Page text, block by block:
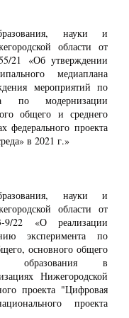
науки и
области от
21 «Об утверждении
медиаплана
мероприятий по
по модернизации
общего и среднего
федерального проекта
в 2021 г.»
науки и
области от
22 «О реализации
эксперимента по
основного общего
образования в
Нижегородской
проекта "Цифровая
проекта